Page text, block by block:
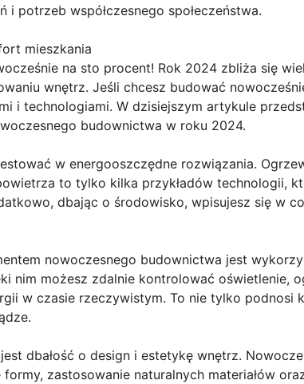
i potrzeb współczesnego społeczeństwa.
mieszkania
na sto procent! Rok 2024 zbliża się
wnętrz. Jeśli chcesz budować
i technologiami. W dzisiejszym artykule
budownictwa w roku 2024.
w energooszczędne rozwiązania.
to tylko kilka przykładów technologii,
dbając o środowisko, wpisujesz się w
nowoczesnego budownictwa jest
nim możesz zdalnie kontrolować oświetlenie,
w czasie rzeczywistym. To nie tylko podnosi
dbałość o design i estetykę wnętrz.
zastosowanie naturalnych materiałów